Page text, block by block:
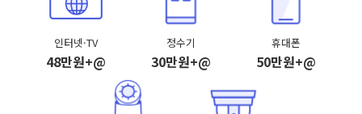
인터넷·TV
48만원+@
정수기
30만원+@
휴대폰
50만원+@